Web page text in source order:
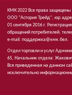
КМК 2022 Все права защищены
ООО "Астория Трейд",
01 сентября 2016 г.
обращений потребителей,
e-mail: поддержка@кмк.бел.
Отдел торговли и услуг
65, Начальник отдела:
Вся приведенная на данном
исключительно